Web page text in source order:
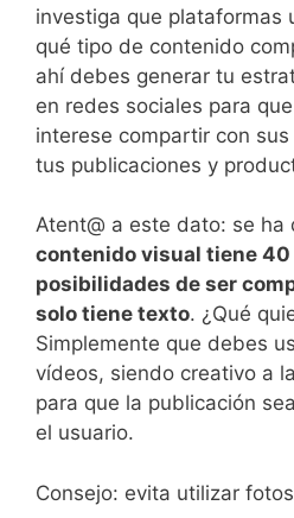
investiga que plataformas
qué tipo de contenido
ahí debes generar tu
en redes sociales para
interese compartir con
tus publicaciones y
Atent@ a este dato: se ha
contenido visual tiene 40
posibilidades de ser
solo tiene texto. ¿Qué
Simplemente que debes
vídeos, siendo creativo a
para que la publicación
el usuario.
Consejo: evita utilizar